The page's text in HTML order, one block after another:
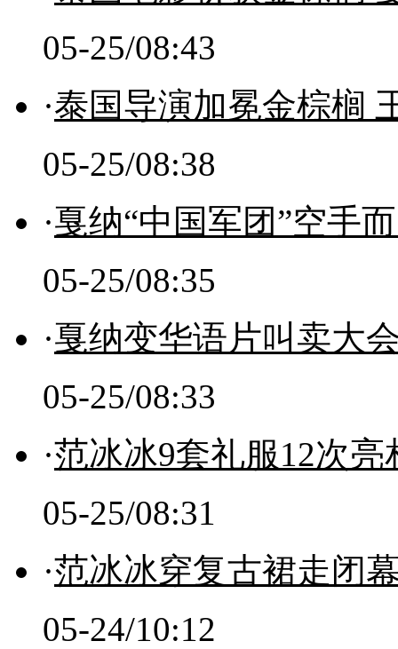
05-25/08:43
·泰国导演加冕金棕榈
05-25/08:38
·戛纳“中国军团”空手
05-25/08:35
·戛纳变华语片叫卖大
05-25/08:33
·范冰冰9套礼服12次
05-25/08:31
·范冰冰穿复古裙走闭
05-24/10:12